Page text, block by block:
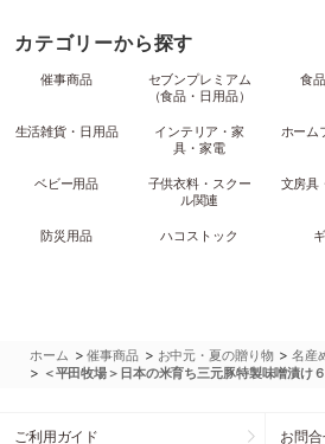
カテゴリーから探す
催事商品
セブンプレミアム
（食品・日用品）
食
生活雑貨・日用品
インテリア・家
具・家電
ホーム
ベビー用品
子供衣料・スクー
ル関連
文房具
防災用品 ハコストック
ホーム >催事商品 > お中元・夏の贈り物 >名産
> ＜平田牧場＞日本の米育ち三元豚特製味噌漬け
ご利用ガイド お問合